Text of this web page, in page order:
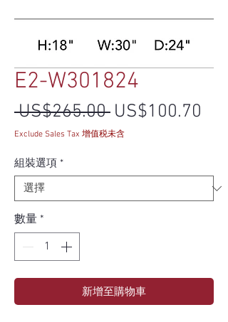
E2-W301824
US$265.00 一般價格
US$100.70
Exclude Sales Tax 增值税未含
組裝選項 *
數量 *
新增至購物車